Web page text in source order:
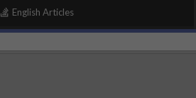
English Articles